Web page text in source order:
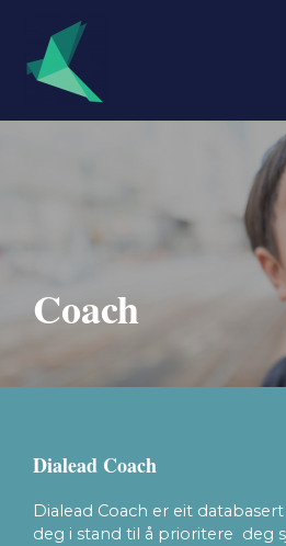
Coach
Dialead Coach
Dialead Coach er eit
deg i stand til å prioritere deg